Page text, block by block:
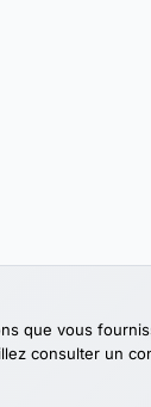
que vous
consulter un